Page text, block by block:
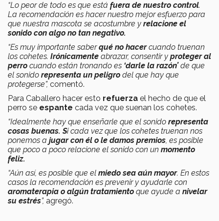
“Lo peor de todo es que está fuera de nuestro control.
La recomendación es hacer nuestro mejor esfuerzo para
que nuestra mascota se acostumbre y relacione el
sonido con algo no tan negativo.
“Es muy importante saberqué no hacercuando truenan
los cohetes. Irónicamente abrazar, consentir y proteger al
perro cuando están tronando es ‘darle la razón’de que
el sonido representa un peligro del que hay que
protegerse”, comentó.
Para Caballero hacer esto refuerza el hecho de que el
perro se espante cada vez que suenan los cohetes.
“Idealmente hay que enseñarle que el sonido representa
cosas buenas. Si cada vez que los cohetes truenan nos
ponemos a jugar con él o le damos premios, es posible
que poco a poco relacione el sonido con un momento
feliz.
“Aún así, es posible que el miedo sea aún mayor. En estos
casos la recomendación es prevenir y ayudarle con
aromaterapia o algún tratamiento que ayude a nivelar
su estrés”, agregó.